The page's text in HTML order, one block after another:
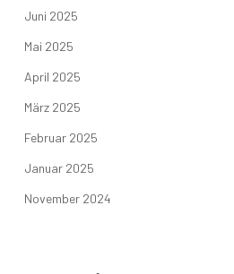
Juni 2025
Mai 2025
April 2025
März 2025
Februar 2025
Januar 2025
November 2024